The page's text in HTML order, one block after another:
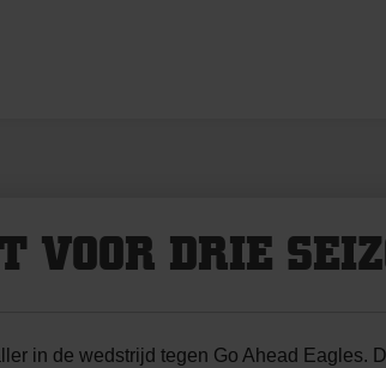
VOOR DRIE
in de wedstrijd tegen Go Ahead Eagles.